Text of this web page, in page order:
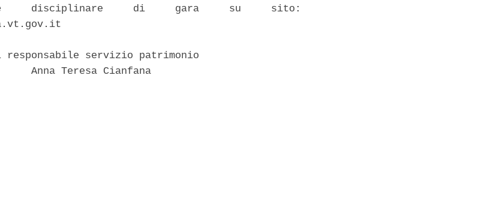
disciplinare     di     gara     su     sito:
responsabile servizio patrimonio
Anna Teresa Cianfana